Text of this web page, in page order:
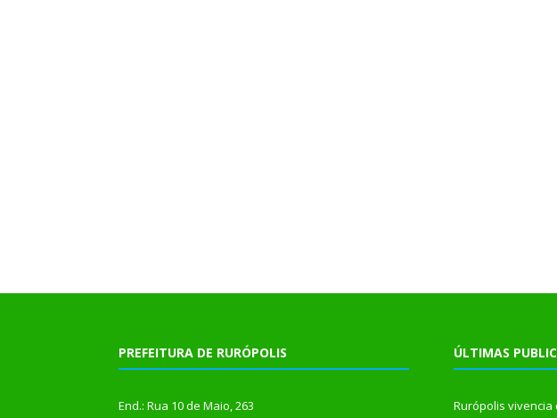
PREFEITURA DE RURÓPOLIS
End.: Rua 10 de Maio, 263
ÚLTIMAS
Rurópolis vivencia